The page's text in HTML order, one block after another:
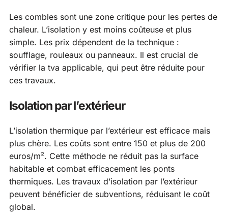
Les combles sont une zone critique pour les pertes de
chaleur. L’isolation y est moins coûteuse et plus
simple. Les prix dépendent de la technique :
soufflage, rouleaux ou panneaux. Il est crucial de
vérifier la tva applicable, qui peut être réduite pour
ces travaux.
Isolation par l’extérieur
L’isolation thermique par l’extérieur est efficace mais
plus chère. Les coûts sont entre 150 et plus de 200
euros/m². Cette méthode ne réduit pas la surface
habitable et combat efficacement les ponts
thermiques. Les travaux d’isolation par l’extérieur
peuvent bénéficier de subventions, réduisant le coût
global.